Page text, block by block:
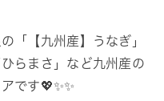
「【九州産】うなぎ」
らまさ」など九州産の
です💖✨✨